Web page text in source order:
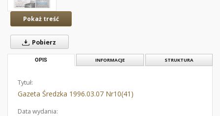
Pokaż treść
Pobierz
OPIS INFORMACJE STRUKTURA
Tytuł:
Gazeta Średzka 1996.03.07 Nr10(41)
Data wydania: